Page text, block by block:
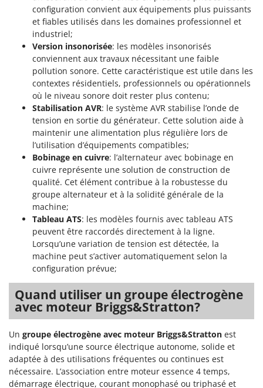
Spring Protezione
Spyro
Stanley
Stiga
Stocker
Sunseeker
Tecla
TecnoGen
Tellarini Pompe
Telwin
Tenco
Tineco
Titania
Tornado
Tre Spade
Trev - Abrek - TecnoVIR
Trotec
Troy-Bilt
U
Udor
Unger
configuration convient aux équipements plus puissants
et fiables utilisés dans les domaines professionnel et
industriel;
Version insonorisée: les modèles insonorisés
conviennent aux travaux nécessitant une faible
pollution sonore. Cette caractéristique est utile dans les
contextes résidentiels, professionnels ou opérationnels
où le niveau sonore doit rester plus contenu;
Stabilisation AVR: le système AVR stabilise l’onde de
tension en sortie du générateur. Cette solution aide à
maintenir une alimentation plus régulière lors de
l’utilisation d’équipements compatibles;
Bobinage en cuivre: l’alternateur avec bobinage en
cuivre représente une solution de construction de
qualité. Cet élément contribue à la robustesse du
groupe alternateur et à la solidité générale de la
machine;
Tableau ATS: les modèles fournis avec tableau ATS
peuvent être raccordés directement à la ligne.
Lorsqu’une variation de tension est détectée, la
machine peut s’activer automatiquement selon la
configuration prévue;
Quand utiliser un groupe électrogène
avec moteur Briggs&Stratton?
Un groupe électrogène avec moteur Briggs&Stratton est
indiqué lorsqu’une source électrique autonome, solide et
adaptée à des utilisations fréquentes ou continues est
nécessaire. L’association entre moteur essence 4 temps,
démarrage électrique, courant monophasé ou triphasé et